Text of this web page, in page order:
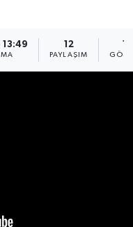
13:49 12
PAYLAŞIM